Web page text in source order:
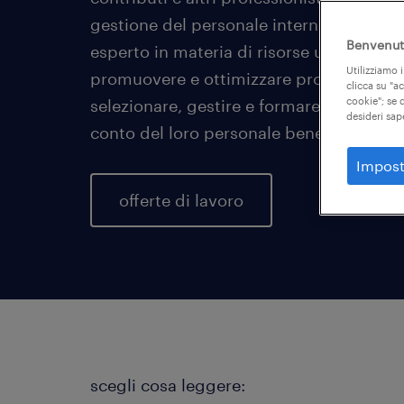
gestione del personale interno. In
esperto in materia di risorse umane che
promuovere e ottimizzare processi e
selezionare, gestire e formare i
conto del loro personale benessere sul
offerte di lavoro
scegli cosa leggere:
Utilizziamo
clicca su
cookie"; se
desideri